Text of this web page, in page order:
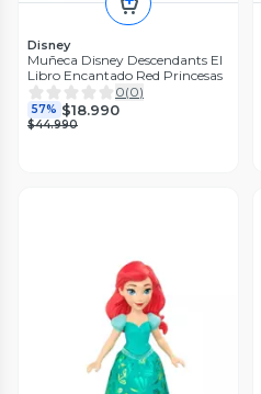
Disney
Muñeca Disney Descendants El
Libro Encantado Red Princesas
0(0)
57% $18.990
$44.990